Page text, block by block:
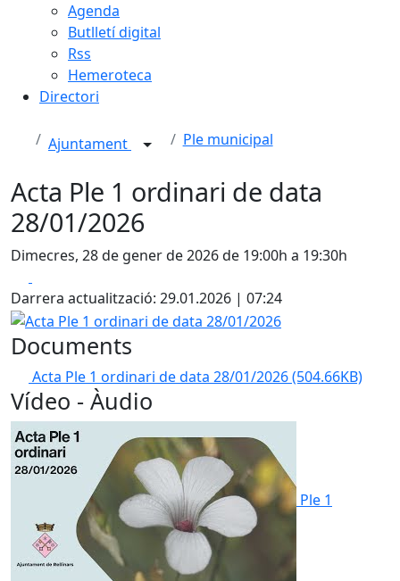
Agenda
Butlletí digital
Rss
Hemeroteca
Directori
Ajuntament Ple municipal
Acta Ple 1 ordinari de data
28/01/2026
Dimecres, 28 de gener de 2026 de 19:00h a 19:30h
Darrera actualització: 29.01.2026 | 07:24
Acta Ple 1 ordinari de data 28/01/2026
Documents
Acta Ple 1 ordinari de data 28/01/2026(504.66KB)
Vídeo - Àudio
Ple 1